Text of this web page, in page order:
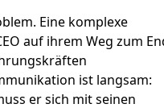
Eine komplexe
auf ihrem Weg zum
ist langsam:
er sich mit seinen